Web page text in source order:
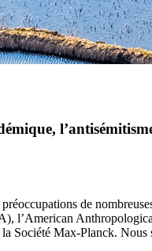
de
l’American
Société Max-Planck.